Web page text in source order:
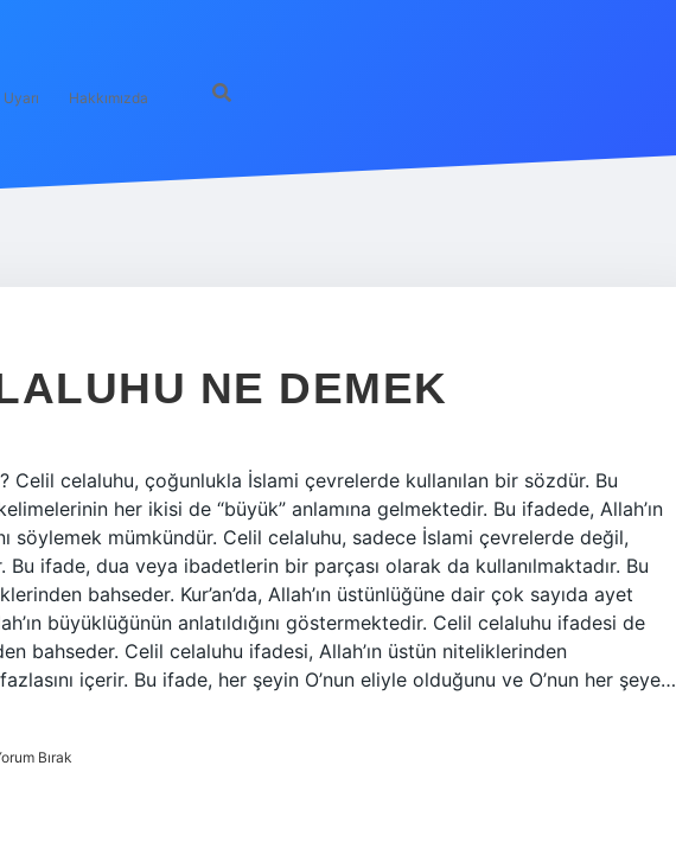
Hakkımızda
NE DEMEK
Celil celaluhu, çoğunlukla İslami çevrelerde kullanılan bir sözdür. Bu
her ikisi de “büyük” anlamına gelmektedir. Bu ifadede, Allah’ın
söylemek mümkündür. Celil celaluhu, sadece İslami çevrelerde değil,
Bu ifade, dua veya ibadetlerin bir parçası olarak da kullanılmaktadır. Bu
bahseder. Kur’an’da, Allah’ın üstünlüğüne dair çok sayıda ayet
büyüklüğünün anlatıldığını göstermektedir. Celil celaluhu ifadesi de
bahseder. Celil celaluhu ifadesi, Allah’ın üstün niteliklerinden
içerir. Bu ifade, her şeyin O’nun eliyle olduğunu ve O’nun her şeye…
Bırak